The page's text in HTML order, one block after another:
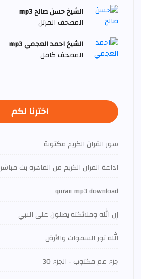
الشيخ حسن صالح mp3
المصحف المرتل
الشيخ احمد العجمي mp3
المصحف كامل
اخترنا لكم
سور القران الكريم مكتوبة
اذاعة القران الكريم من القاهرة بث مباشر
quran mp3 download
إن الله وملائكته يصلون على النبي
الله نور السموات والأرض
جزء عم مكتوب - الجزء 30